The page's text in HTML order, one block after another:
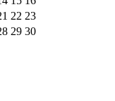
22 23
29 30